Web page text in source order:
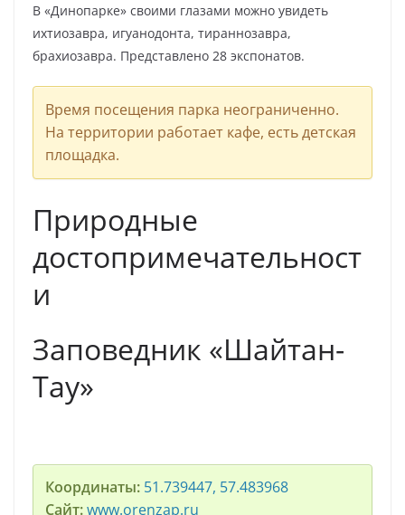
В «Динопарке» своими глазами можно увидеть
ихтиозавра, игуанодонта, тираннозавра,
брахиозавра. Представлено 28 экспонатов.
Время посещения парка неограниченно.
На территории работает кафе, есть детская
площадка.
Природные
достопримечательност
и
Заповедник «Шайтан-
Тау»
Координаты: 51.739447, 57.483968
Сайт:www.orenzap.ru